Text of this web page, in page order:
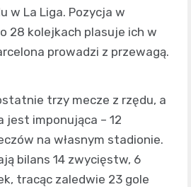
w La Liga. Pozycja w
28 kolejkach plasuje ich w
prowadzi z przewagą.
trzy mecze z rzędu, a
jest imponująca – 12
na własnym stadionie.
bilans 14 zwycięstw, 6
tracąc zaledwie 23 gole